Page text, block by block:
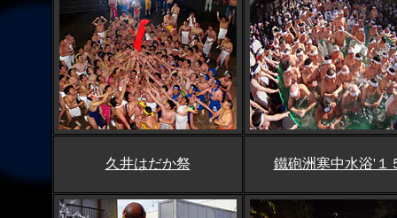
久井はだか祭 鐵砲洲寒中水浴'１